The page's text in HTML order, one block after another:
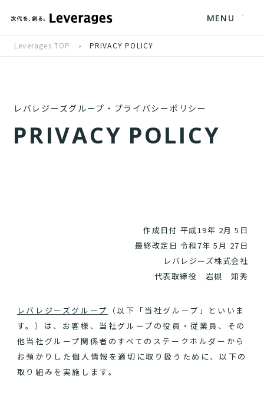
MENU
Leverages TOP PRIVACY POLICY
レバレジーズグループ・プライバシーポリシー
PRIVACY POLICY
作成日付 平成19年 2月 5日
最終改定日 令和7年 5月 27日
レバレジーズ株式会社
代表取締役 岩槻 知秀
レバレジーズグループ
（以下「当社グループ」といいま
す。）は、お客様、当社グループの役員・従業員、その
他当社グループ関係者のすべてのステークホルダーから
お預かりした個人情報を適切に取り扱うために、以下の
取り組みを実施します。